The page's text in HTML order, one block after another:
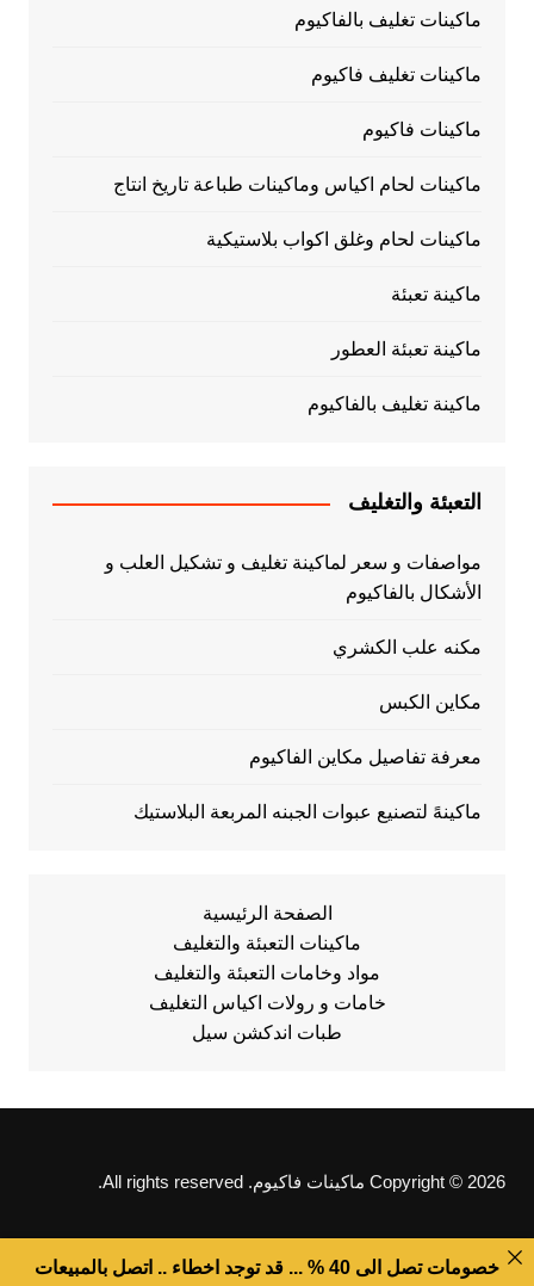
ماكينات تغليف بالفاكيوم
ماكينات تغليف فاكيوم
ماكينات فاكيوم
ماكينات لحام اكياس وماكينات طباعة تاريخ انتاج
ماكينات لحام وغلق اكواب بلاستيكية
ماكينة تعبئة
ماكينة تعبئة العطور
ماكينة تغليف بالفاكيوم
التعبئة والتغليف
مواصفات و سعر لماكينة تغليف و تشكيل العلب و
الأشكال بالفاكيوم
مكنه علب الكشري
مكاين الكبس
معرفة تفاصيل مكاين الفاكيوم
ماكينهً لتصنيع عبوات الجبنه المربعة البلاستيك
الصفحة الرئيسية
ماكينات التعبئة والتغليف
مواد وخامات التعبئة والتغليف
خامات و رولات اكياس التغليف
طبات اندكشن سيل
Copyright © 2026 ماكينات فاكيوم. All rights reserved.
خصومات تصل الى 40 % ... قد توجد اخطاء .. اتصل بالمبيعات